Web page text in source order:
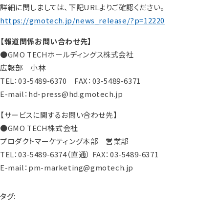
詳細に関しましては、下記URLよりご確認ください。
https://gmotech.jp/news_release/?p=12220
【報道関係お問い合わせ先】
●GMO TECHホールディングス株式会社
広報部 小林
TEL：03-5489-6370 FAX：03-5489-6371
E-mail：hd-press@hd.gmotech.jp
【サービスに関するお問い合わせ先】
●GMO TECH株式会社
プロダクトマーケティング本部 営業部
TEL：03-5489-6374（直通） FAX：03-5489-6371
E-mail：pm-marketing@gmotech.jp
タグ: